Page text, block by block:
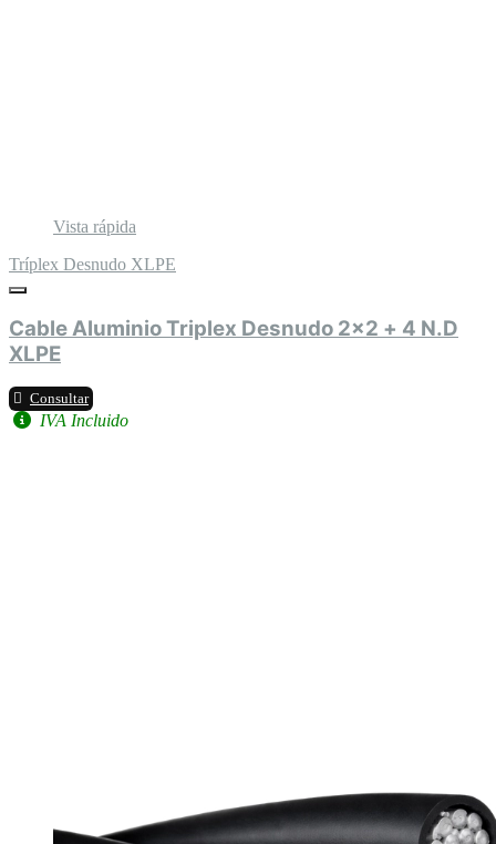
Vista rápida
Tríplex Desnudo XLPE
Cable Aluminio Triplex Desnudo 2x2 + 4 N.D
XLPE
Consultar
IVA Incluido